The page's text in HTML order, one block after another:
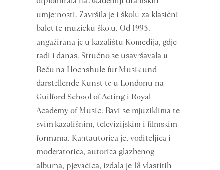
umjetnosti. Završila je i školu za klasični
balet te muzičku školu. Od 1995.
angažirana je u kazalištu Komedija, gdje
radi i danas. Stručno se usavršavala u
Beču na Hochshule fur Musik und
darstellende Kunst te u Londonu na
Guilford School of Acting i Royal
Academy of Music. Bavi se mjuziklima te
svim kazališnim, televizijskim i filmskim
formama. Kantautorica je, voditeljica i
moderatorica, autorica glazbenog
albuma, pjevačica, izdala je 18 vlastitih